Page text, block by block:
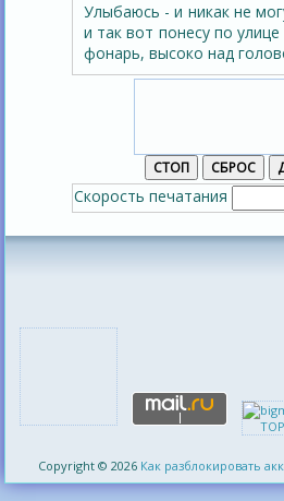
Улыбаюсь - и никак не
и так вот понесу по
фонарь, высоко над
Скорость печатания
Copyright © 2026 Как разблокировать